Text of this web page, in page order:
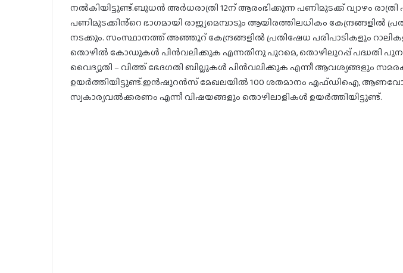
നൽകിയിട്ടുണ്ട്.ബുധൻ അർധരാത്രി 12ന്‌ ആരംഭിക്കുന്ന പണിമുടക്ക്‌ വ്യാഴം
പണിമുടക്കിൻ്റെ ഭാഗമായി രാജ്യമെമ്പാടും ആയിരത്തിലധികം കേന്ദ്രങ്ങളിൽ
നടക്കും. സംസ്ഥാനത്ത്‌ അഞ്ഞൂറ്‌ കേന്ദ്രങ്ങളിൽ പ്രതിഷേധ പരിപാടികളും
തൊഴിൽ കോഡുകൾ പിൻവലിക്കുക എന്നതിനു പുറമെ, തൊഴിലുറപ്പ്‌ പദ്ധതി
വൈദ്യുതി – വിത്ത്‌ ഭേദഗതി ബില്ലുകൾ പിൻവലിക്കുക എന്നീ ആവശ്യങ്ങളും
ഉയർത്തിയിട്ടുണ്ട്.ഇൻഷുറൻസ്‌ മേഖലയിൽ 100 ശതമാനം എഫ്‌ഡിഐ,
സ്വകാര്യവൽക്കരണം എന്നീ വിഷയങ്ങളും തൊഴിലാളികൾ ഉയർത്തിയിട്ടുണ്ട്.